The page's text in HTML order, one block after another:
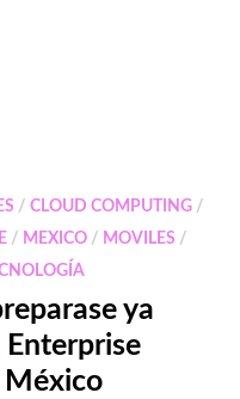
/ CLOUD COMPUTING/
/ MEXICO/ MOVILES /
ya
México